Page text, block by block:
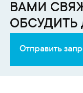
ВАМИ
ОБСУДИТЬ
Отправить